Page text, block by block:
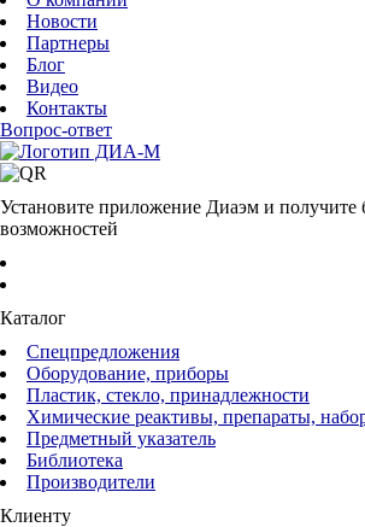
Новости
Партнеры
Блог
Видео
Контакты
Вопрос-ответ
Установите приложение Диаэм и получите
возможностей
Каталог
Спецпредложения
Оборудование, приборы
Пластик, стекло, принадлежности
Химические реактивы, препараты,
Предметный указатель
Библиотека
Производители
Клиенту